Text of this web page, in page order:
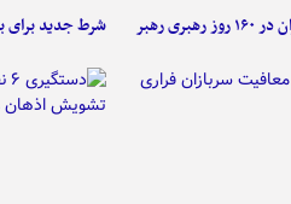
۶ دستاورد بزرگ ایران در ۱۶۰ روز رهبری رهبر
شرط جدید برای